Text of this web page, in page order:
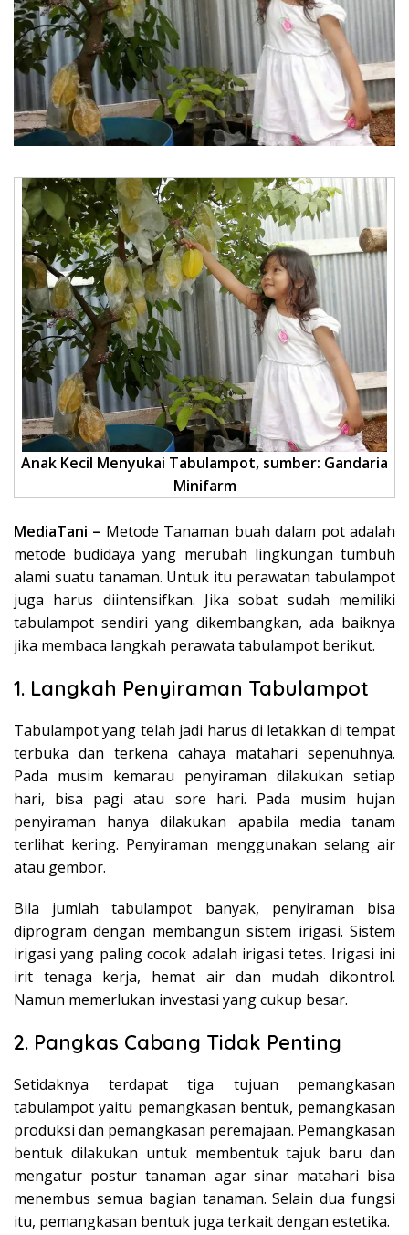
Anak Kecil Menyukai Tabulampot, sumber: Gandaria
Minifarm
MediaTani – Metode Tanaman buah dalam pot adalah
metode budidaya yang merubah lingkungan tumbuh
alami suatu tanaman. Untuk itu perawatan tabulampot
juga harus diintensifkan. Jika sobat sudah memiliki
tabulampot sendiri yang dikembangkan, ada baiknya
jika membaca langkah perawata tabulampot berikut.
1. Langkah Penyiraman Tabulampot
Tabulampot yang telah jadi harus di letakkan di tempat
terbuka dan terkena cahaya matahari sepenuhnya.
Pada musim kemarau penyiraman dilakukan setiap
hari, bisa pagi atau sore hari. Pada musim hujan
penyiraman hanya dilakukan apabila media tanam
terlihat kering. Penyiraman menggunakan selang air
atau gembor.
Bila jumlah tabulampot banyak, penyiraman bisa
diprogram dengan membangun sistem irigasi. Sistem
irigasi yang paling cocok adalah irigasi tetes. Irigasi ini
irit tenaga kerja, hemat air dan mudah dikontrol.
Namun memerlukan investasi yang cukup besar.
2. Pangkas Cabang Tidak Penting
Setidaknya terdapat tiga tujuan pemangkasan
tabulampot yaitu pemangkasan bentuk, pemangkasan
produksi dan pemangkasan peremajaan. Pemangkasan
bentuk dilakukan untuk membentuk tajuk baru dan
mengatur postur tanaman agar sinar matahari bisa
menembus semua bagian tanaman. Selain dua fungsi
itu, pemangkasan bentuk juga terkait dengan estetika.